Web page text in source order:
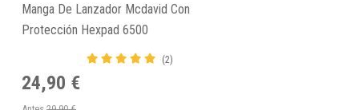
Manga De Lanzador Mcdavid Con
Protección Hexpad 6500
(2)
24,90 €